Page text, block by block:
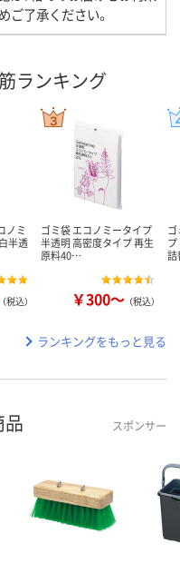
ご了承ください。
ランキング
ノミ
半透
（税込）
ゴミ袋 エコノミータイプ
半透明 高密度タイプ 再生
原料40…
￥300～ （税込）
ランキングをもっと見る
スポンサー